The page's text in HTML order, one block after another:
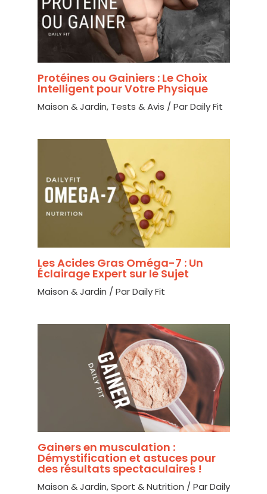
Protéines ou Gainiers : Le Choix
Intelligent pour Votre Physique
Maison & Jardin, Tests & Avis / ParDaily Fit
Les Acides Gras Oméga-7 : Un
Éclairage Expert sur le Sujet
Maison & Jardin / ParDaily Fit
Gainers en musculation :
Démystification et astuces pour
des résultats spectaculaires !
Maison & Jardin,Sport & Nutrition / ParDaily